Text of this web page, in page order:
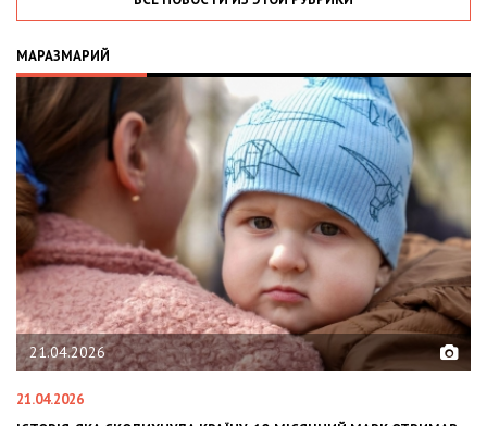
МАРАЗМАРИЙ
21.04.2026
21.04.2026